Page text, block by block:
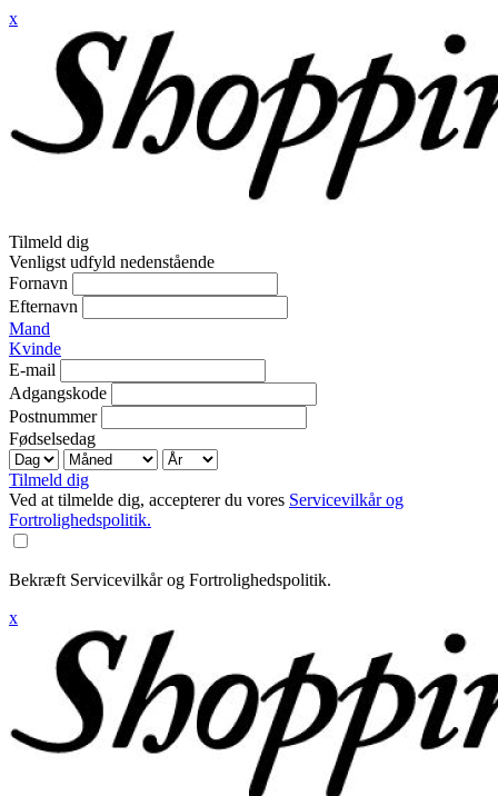
x
Tilmeld dig
Venligst udfyld nedenstående
Fornavn
Efternavn
Mand
Kvinde
E-mail
Adgangskode
Postnummer
Fødselsedag
Tilmeld dig
Ved at tilmelde dig, accepterer du vores Servicevilkår og
Fortrolighedspolitik.
Bekræft Servicevilkår og Fortrolighedspolitik.
x